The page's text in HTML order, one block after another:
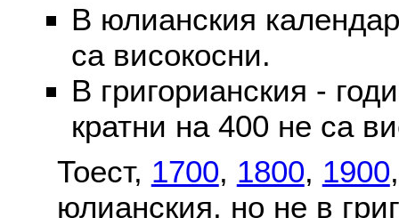
В юлианския
са високосни.
В григорианския -
кратни на 400 не са
Тоест, 1700, 1800, 1900
юлианския, но не в